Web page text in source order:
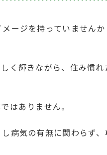
ージを持っていませんか
く輝きながら、住み慣
はありません。
病気の有無に関わらず